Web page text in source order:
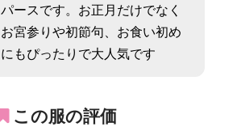
パースです。お正月だけでなく
お宮参りや初節句、お食い初め
にもぴったりで大人気です
この服の評価